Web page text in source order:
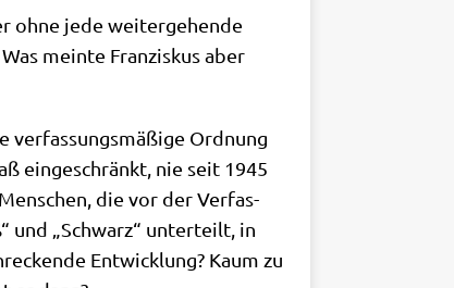
ohne jede wei­ter­ge­hen­de
mein­te Fran­zis­kus aber
ver­fas­sungs­mä­ßi­ge Ord­nung
ein­ge­schränkt, nie seit 1945
die vor der Ver­fas­
und „Schwarz“ unter­teilt, in
Ent­wick­lung? Kaum zu